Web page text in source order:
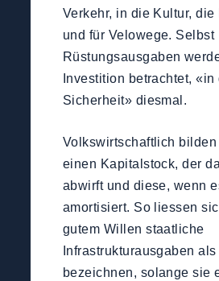
Verkehr, in die Kultur,
und für Velowege. Selbst
Rüstungsausgaben
Investition betrachtet, «in
Sicherheit» diesmal.
Volkswirtschaftlich
einen Kapitalstock, der
abwirft und diese, wenn
amortisiert. So liessen
gutem Willen staatliche
Infrastrukturausgaben
bezeichnen, solange sie